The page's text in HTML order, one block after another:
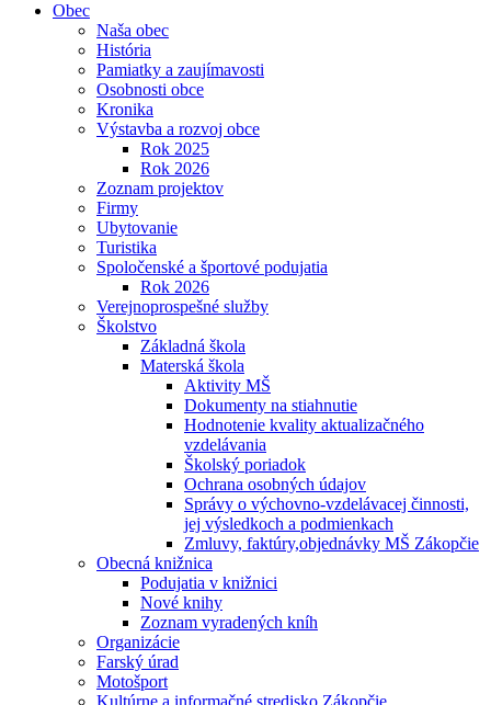
Obec
Naša obec
História
Pamiatky a zaujímavosti
Osobnosti obce
Kronika
Výstavba a rozvoj obce
Rok 2025
Rok 2026
Zoznam projektov
Firmy
Ubytovanie
Turistika
Spoločenské a športové podujatia
Rok 2026
Verejnoprospešné služby
Školstvo
Základná škola
Materská škola
Aktivity MŠ
Dokumenty na stiahnutie
Hodnotenie kvality aktualizačného
vzdelávania
Školský poriadok
Ochrana osobných údajov
Správy o výchovno-vzdelávacej činnosti,
jej výsledkoch a podmienkach
Zmluvy, faktúry,objednávky MŠ Zákopčie
Obecná knižnica
Podujatia v knižnici
Nové knihy
Zoznam vyradených kníh
Organizácie
Farský úrad
Motošport
Kultúrne a informačné stredisko Zákopčie